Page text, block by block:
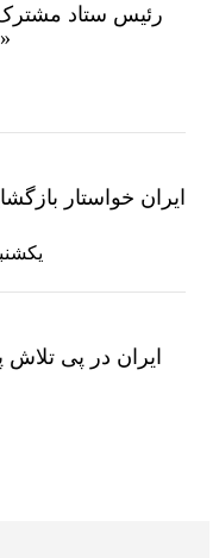
رئیس ستاد مشترک
ایران خواستار
یکشنبه ۱۴۰۵/
ایران در پی تلاش